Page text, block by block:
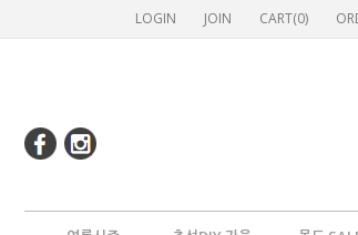
LOGIN JOIN CART(0)